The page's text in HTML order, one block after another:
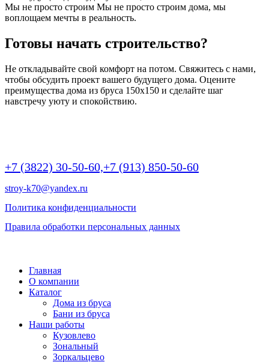
Мы не просто строим Мы не просто строим дома, мы
воплощаем мечты в реальность.
Готовы начать строительство?
Не откладывайте свой комфорт на потом. Свяжитесь с нами,
чтобы обсудить проект вашего будущего дома. Оцените
преимущества дома из бруса 150х150 и сделайте шаг
навстречу уюту и спокойствию.
+7 (3822) 30-50-60,+7 (913) 850-50-60
stroy-k70@yandex.ru
Политика конфиденциальности
Правила обработки персональных данных
Главная
О компании
Каталог
Дома из бруса
Бани из бруса
Наши работы
Кузовлево
Зональный
Зоркальцево